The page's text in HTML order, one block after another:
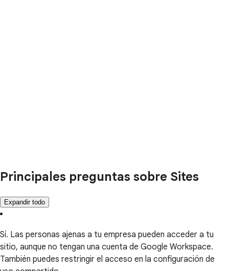
Principales preguntas sobre Sites
Expandir todo
Sí. Las personas ajenas a tu empresa pueden acceder a tu
sitio, aunque no tengan una cuenta de Google Workspace.
También puedes restringir el acceso en la configuración de